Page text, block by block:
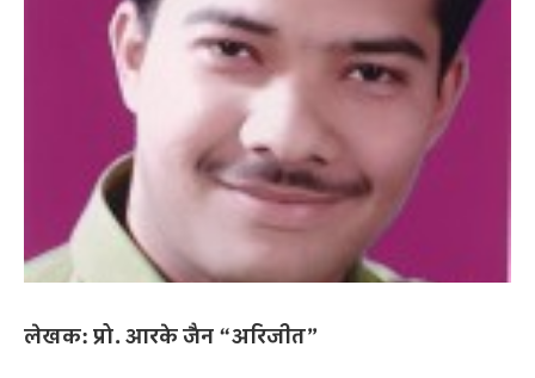
लेखक: प्रो. आरके जैन “अरिजीत”